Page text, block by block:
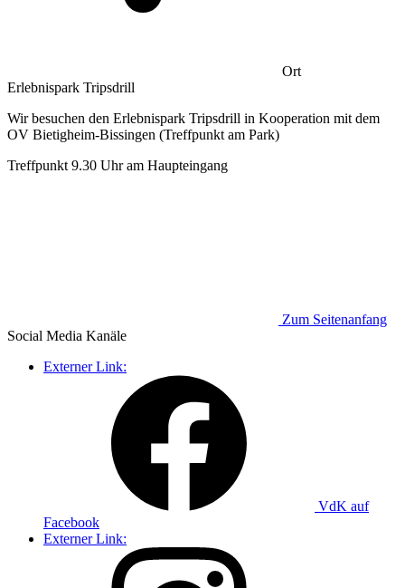
Ort
Erlebnispark Tripsdrill
Wir besuchen den Erlebnispark Tripsdrill in Kooperation mit dem
OV Bietigheim-Bissingen (Treffpunkt am Park)
Treffpunkt 9.30 Uhr am Haupteingang
Zum Seitenanfang
Social Media Kanäle
Externer Link:
VdK auf
Facebook
Externer Link: